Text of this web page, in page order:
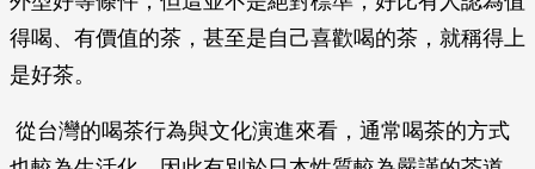
得喝、有價值的茶，甚至是自己喜歡喝的茶，就稱得上
是好茶。
從台灣的喝茶行為與文化演進來看，通常喝茶的方式